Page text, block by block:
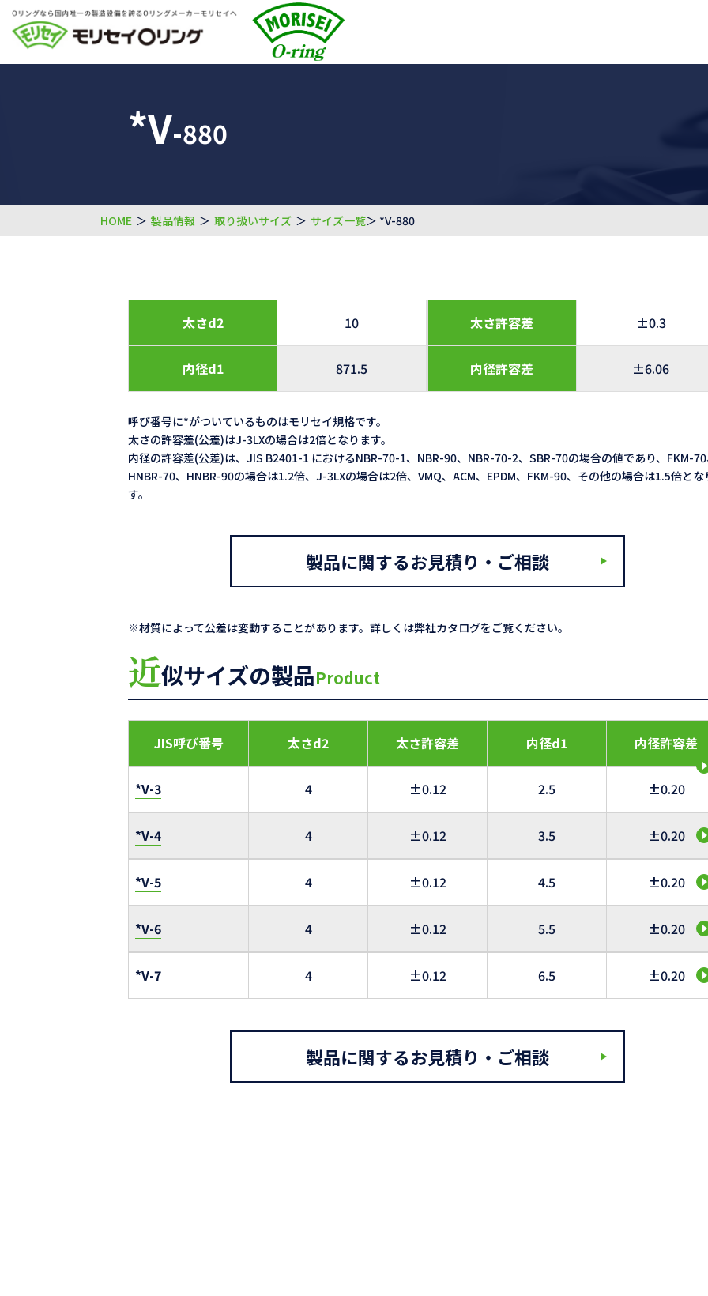
*V-880
HOME ＞ 製品情報 ＞ 取り扱いサイズ ＞ サイズ一覧＞ *V-880
太さd2 10
内径d1 871.5
太さ許容差 ±0.3
内径許容差 ±6.06
呼び番号に*がついているものはモリセイ規格です。
太さの許容差(公差)はJ-3LXの場合は2倍となります。
内径の許容差(公差)は、JIS B2401-1 におけるNBR-70-1、NBR-90、NBR-70-2、SBR-70の場合の値であり、FKM-
HNBR-70、HNBR-90の場合は1.2倍、J-3LXの場合は2倍、VMQ、ACM、EPDM、FKM-90、その他の場合は1.5倍とな
す。
製品に関するお見積り・ご相談
※材質によって公差は変動することがあります。詳しくは弊社カタログをご覧ください。
近似サイズの製品Product
JIS呼び番号 太さd2 太さ許容差 内径d1 内径許容差
*V-3 4 ±0.12 2.5 ±0.20
*V-4 4 ±0.12 3.5 ±0.20
*V-5 4 ±0.12 4.5 ±0.20
*V-6 4 ±0.12 5.5 ±0.20
*V-7 4 ±0.12 6.5 ±0.20
製品に関するお見積り・ご相談